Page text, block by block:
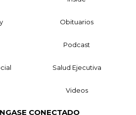
Obituarios
Podcast
Salud Ejecutiva
Videos
CONECTADO